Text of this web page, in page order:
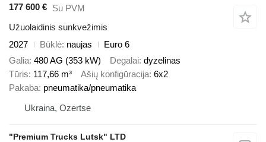
177 600 € Su PVM
Užuolaidinis sunkvežimis
2027
Būklė naujas
Euro 6
Galia 480 AG (353 kW) Degalai dyzelinas
Tūris 117,66 m³ Ašių konfigūracija 6x2
Pakaba pneumatika/pneumatika
Ukraina, Ozertse
"Premium Trucks Lutsk" LTD